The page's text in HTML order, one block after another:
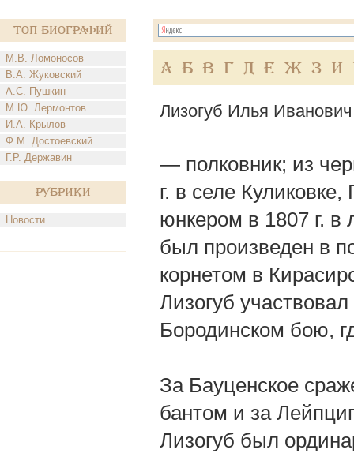
Топ Биографий
М.В. Ломоносов
В.А. Жуковский
А.С. Пушкин
М.Ю. Лермонтов
И.А. Крылов
Ф.М. Достоевский
Г.Р. Державин
Рубрики
Новости
А Б В Г Д Е Ж З И
Лизогуб Илья Иванович
— полковник; из
г. в селе
юнкером в 1807 г. в
был произведен в
корнетом в
Лизогуб
Бородинском бою,
За Бауценское
бантом и за
Лизогуб был